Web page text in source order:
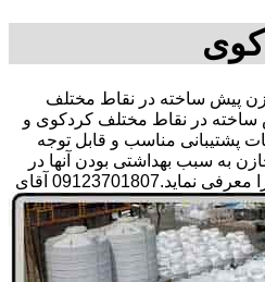
پیش ساخته در نقاط مختلف
ساخته در نقاط مختلف کردکوی و
پشتیبانی مناسب و قابل توجه
به سبب بهداشتی بودن آنها در
ذخیره سازی آب آشامیدنی و سالم برای مدت زیاد و قیمت متعادل و مناسب و همچنین سرمایه گذاری در امور شبکه های آبرسانی مشتریان در همه نقاط کردکوی مخازنی را معرفی نماید.09123701807 آقای